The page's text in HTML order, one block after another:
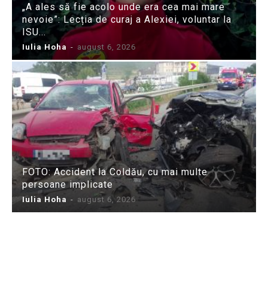
„A ales să fie acolo unde era cea mai mare
nevoie”: Lecția de curaj a Alexiei, voluntar la
ISU...
Iulia Hoha - august 6, 2026
FOTO: Accident la Coldău, cu mai multe
persoane implicate
Iulia Hoha - august 6, 2026